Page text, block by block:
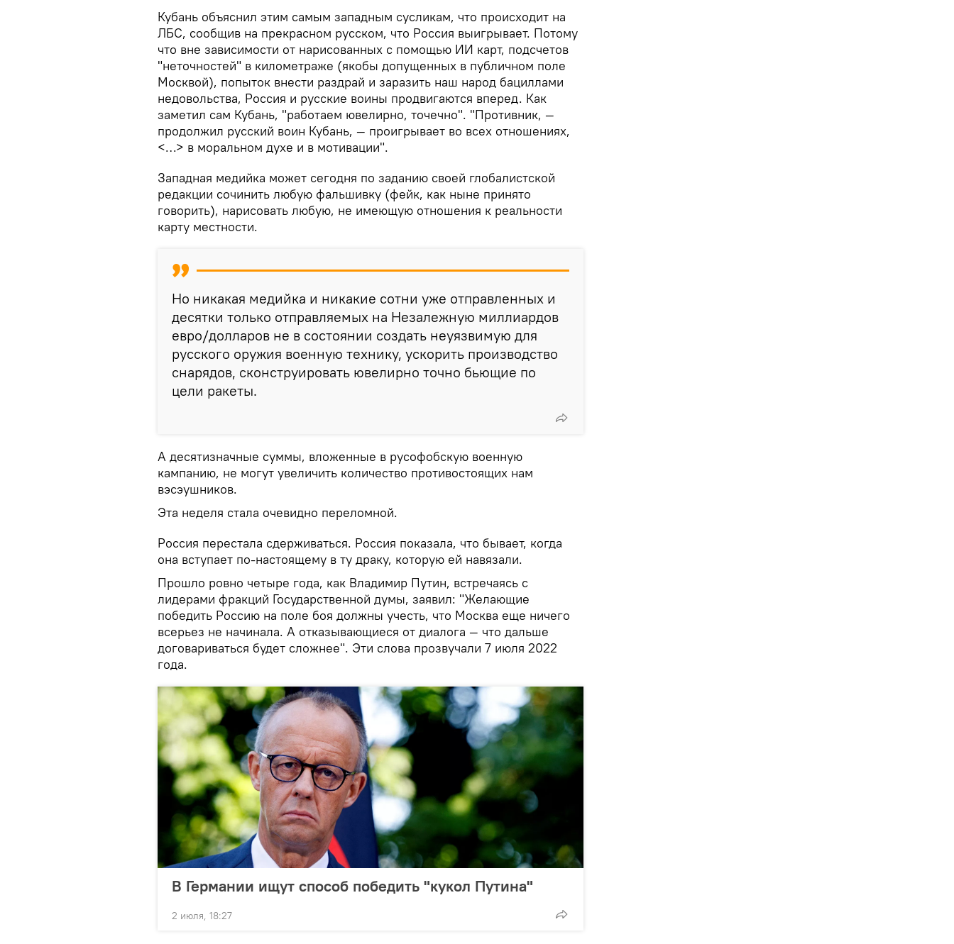
Кубань объяснил этим самым западным сусликам, что происходит на
ЛБС, сообщив на прекрасном русском, что Россия выигрывает. Потому
что вне зависимости от нарисованных с помощью ИИ карт, подсчетов
"неточностей" в километраже (якобы допущенных в публичном поле
Москвой), попыток внести раздрай и заразить наш народ бациллами
недовольства, Россия и русские воины продвигаются вперед. Как
заметил сам Кубань, "работаем ювелирно, точечно". "Противник, —
продолжил русский воин Кубань, — проигрывает во всех отношениях,
<…> в моральном духе и в мотивации".
Западная медийка может сегодня по заданию своей глобалистской
редакции сочинить любую фальшивку (фейк, как ныне принято
говорить), нарисовать любую, не имеющую отношения к реальности
карту местности.
Но никакая медийка и никакие сотни уже отправленных и
десятки только отправляемых на Незалежную миллиардов
евро/долларов не в состоянии создать неуязвимую для
русского оружия военную технику, ускорить производство
снарядов, сконструировать ювелирно точно бьющие по
цели ракеты.
А десятизначные суммы, вложенные в русофобскую военную
кампанию, не могут увеличить количество противостоящих нам
вэсэушников.
Эта неделя стала очевидно переломной.
Россия перестала сдерживаться. Россия показала, что бывает, когда
она вступает по-настоящему в ту драку, которую ей навязали.
Прошло ровно четыре года, как Владимир Путин, встречаясь с
лидерами фракций Государственной думы, заявил: "Желающие
победить Россию на поле боя должны учесть, что Москва еще ничего
всерьез не начинала. А отказывающиеся от диалога — что дальше
договариваться будет сложнее". Эти слова прозвучали 7 июля 2022
года.
В Германии ищут способ победить "кукол Путина"
2 июля, 18:27